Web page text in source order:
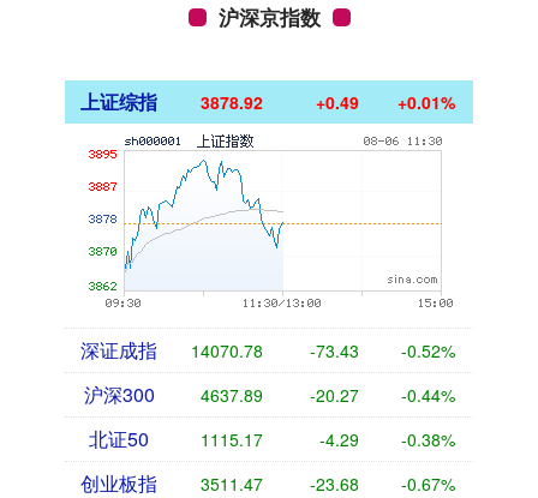
沪深京指数
上证综指 3878.92 +0.49 +0.01%
深证成指 14070.78 -73.43 -0.52%
沪深300 4637.89 -20.27 -0.44%
北证50 1115.17 -4.29 -0.38%
创业板指 3511.47 -23.68 -0.67%